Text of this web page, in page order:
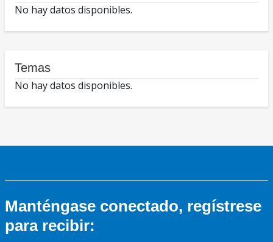
No hay datos disponibles.
Temas
No hay datos disponibles.
Manténgase conectado, regístrese
para recibir: